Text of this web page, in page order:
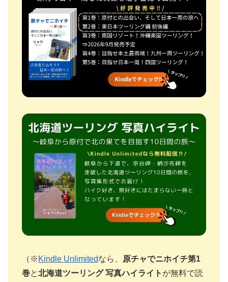
（※ Kindle Unlimitedなら、
原チャでニホイチ第1
巻と北海道ツーリング 写真ハイライト が無料で読